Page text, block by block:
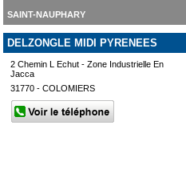
SAINT-NAUPHARY
DELZONGLE MIDI PYRENEES
2 Chemin L Echut - Zone Industrielle En
Jacca
31770 - COLOMIERS